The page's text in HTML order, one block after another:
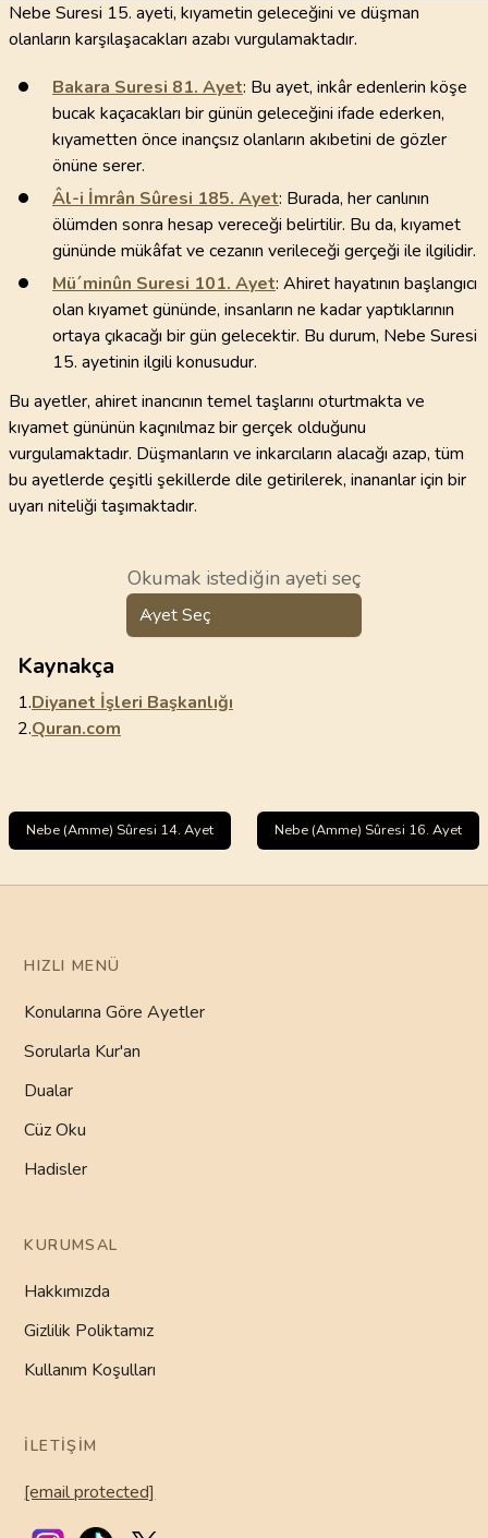
Nebe Suresi 15. ayeti, kıyametin geleceğini ve düşman
olanların karşılaşacakları azabı vurgulamaktadır.
Bakara Suresi 81. Ayet: Bu ayet, inkâr edenlerin köşe
bucak kaçacakları bir günün geleceğini ifade ederken,
kıyametten önce inançsız olanların akıbetini de gözler
önüne serer.
Âl-i İmrân Sûresi 185. Ayet: Burada, her canlının
ölümden sonra hesap vereceği belirtilir. Bu da, kıyamet
gününde mükâfat ve cezanın verileceği gerçeği ile ilgilidir.
Mü´minûn Suresi 101. Ayet: Ahiret hayatının başlangıcı
olan kıyamet gününde, insanların ne kadar yaptıklarının
ortaya çıkacağı bir gün gelecektir. Bu durum, Nebe Suresi
15. ayetinin ilgili konusudur.
Bu ayetler, ahiret inancının temel taşlarını oturtmakta ve
kıyamet gününün kaçınılmaz bir gerçek olduğunu
vurgulamaktadır. Düşmanların ve inkarcıların alacağı azap, tüm
bu ayetlerde çeşitli şekillerde dile getirilerek, inananlar için bir
uyarı niteliği taşımaktadır.
Okumak istediğin ayeti seç
Ayet Seç
Kaynakça
1.Diyanet İşleri Başkanlığı
2.Quran.com
Nebe (Amme) Sûresi 14. Ayet Nebe (Amme) Sûresi 16. Ayet
HIZLI MENÜ
Konularına Göre Ayetler
Sorularla Kur'an
Dualar
Cüz Oku
Hadisler
KURUMSAL
Hakkımızda
Gizlilik Poliktamız
Kullanım Koşulları
İLETIŞIM
[email protected]